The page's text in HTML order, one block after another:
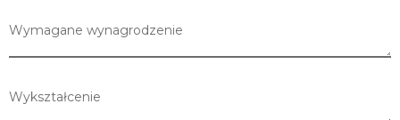
Wymagane wynagrodzenie
Wykształcenie